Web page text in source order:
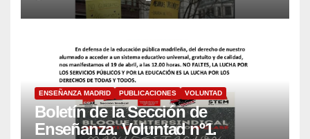
ENSEÑANZA MADRID PUBLICACIONES VOLUNTAD
Boletín de la Sección de
Enseñanza. Voluntad nº1.